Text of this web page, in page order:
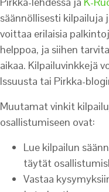
säännöllisesti kilpailuja
voittaa erilaisia
helppoa, ja siihen
aikaa. Kilpailuvinkkejä
Issuusta tai Pirkka-
Muutamat vinkit
osallistumiseen ovat:
Lue kilpailun
täytät
Vastaa